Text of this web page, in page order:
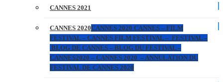
CANNES 2021
CANNES 2020CANNES 2020 CANNES – FILM
FESTIVAL – CANNES FILM FESTIVAL – FESTIVAL –
BLOG DE CANNES – BLOG DU FESTIVAL –
CANNES2020 – CANNES 2020 – ANNULATION DU
FESTIVAL DE CANNES 2020